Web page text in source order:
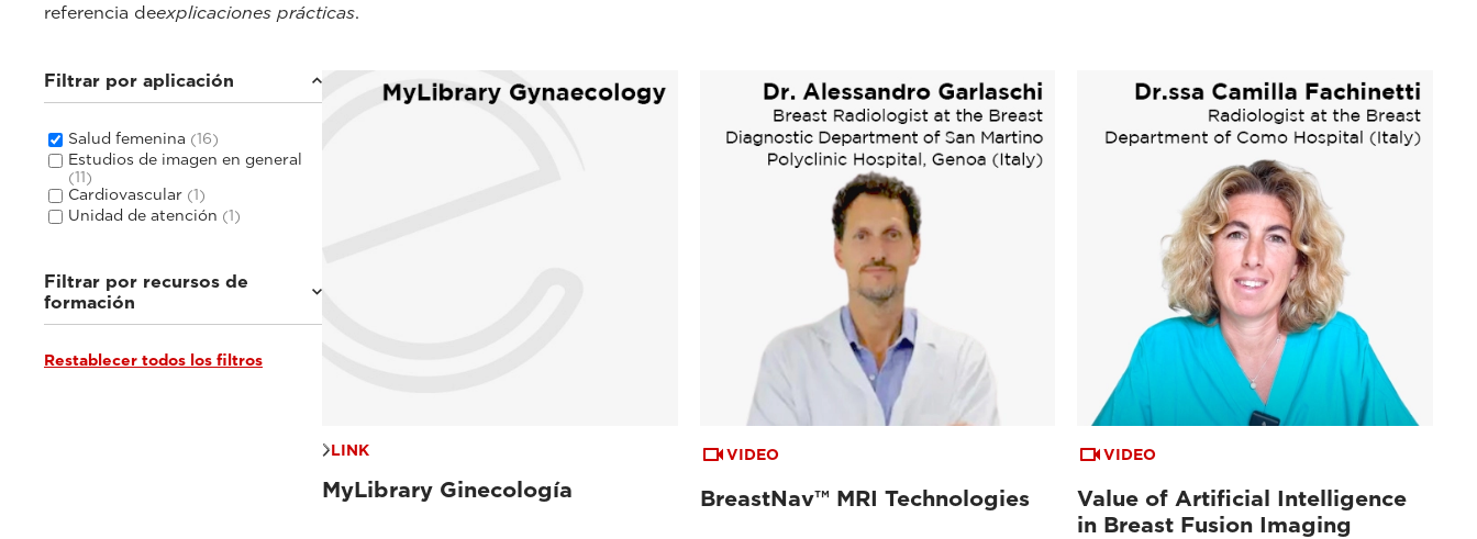
referencia deexplicaciones prácticas.
Filtrar por aplicación
Salud femenina (16)
Estudios de imagen en general
(11)
Cardiovascular (1)
Unidad de atención (1)
Filtrar por recursos de
formación
Tutoriales y bibliotecas en línea
Restablecer todos los filtros
LINK
MyLibrary Ginecología
VIDEO
BreastNav™ MRI Technologies
VIDEO
Value of Artificial Intelligence
in Breast Fusion Imaging